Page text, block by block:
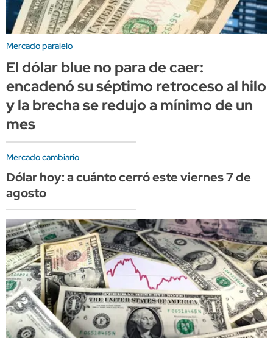
Mercado paralelo
El dólar blue no para de caer:
encadenó su séptimo retroceso al hilo
y la brecha se redujo a mínimo de un
mes
Mercado cambiario
Dólar hoy: a cuánto cerró este viernes 7 de
agosto